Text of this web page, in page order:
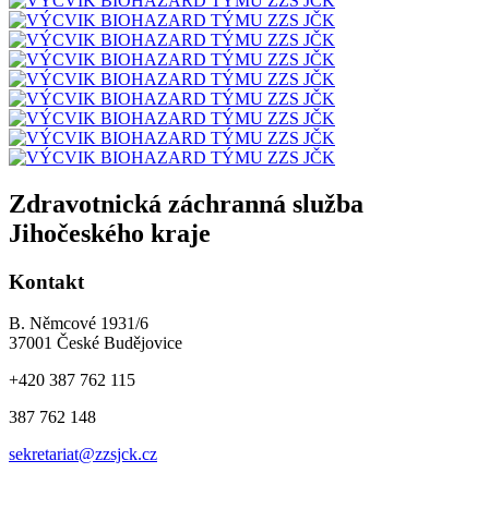
Zdravotnická záchranná služba
Jihočeského kraje
Kontakt
B. Němcové 1931/6
37001 České Budějovice
+420 387 762 115
387 762 148
sekretariat@zzsjck.cz